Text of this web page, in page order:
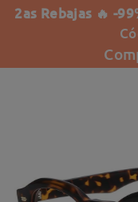
2as Rebajas 🔥 -